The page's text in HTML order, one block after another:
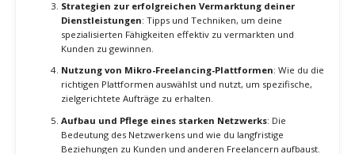
deine spezielle Fähigkeit findest und weiterentwickelst, um
dich von der Konkurrenz abzuheben.
Kontinuierliche Weiterbildung und Skill-Verbesserung
relevante Kurse und Ressourcen findest.
Strategien zur erfolgreichen Vermarktung deiner
Dienstleistungen : Tipps und Techniken, um deine
spezialisierten Fähigkeiten effektiv zu vermarkten und
Kunden zu gewinnen.